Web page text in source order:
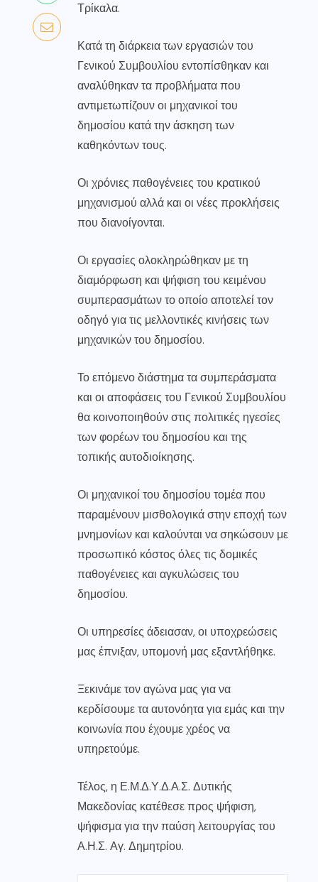
Τρίκαλα.
Κατά τη διάρκεια των εργασιών του
Γενικού Συμβουλίου εντοπίσθηκαν και
αναλύθηκαν τα προβλήματα που
αντιμετωπίζουν οι μηχανικοί του
δημοσίου κατά την άσκηση των
καθηκόντων τους.
Οι χρόνιες παθογένειες του κρατικού
μηχανισμού αλλά και οι νέες προκλήσεις
που διανοίγονται.
Οι εργασίες ολοκληρώθηκαν με τη
διαμόρφωση και ψήφιση του κειμένου
συμπερασμάτων το οποίο αποτελεί τον
οδηγό για τις μελλοντικές κινήσεις των
μηχανικών του δημοσίου.
Το επόμενο διάστημα τα συμπεράσματα
και οι αποφάσεις του Γενικού Συμβουλίου
θα κοινοποιηθούν στις πολιτικές ηγεσίες
των φορέων του δημοσίου και της
τοπικής αυτοδιοίκησης.
Οι μηχανικοί του δημοσίου τομέα που
παραμένουν μισθολογικά στην εποχή των
μνημονίων και καλούνται να σηκώσουν με
προσωπικό κόστος όλες τις δομικές
παθογένειες και αγκυλώσεις του
δημοσίου.
Οι υπηρεσίες άδειασαν, οι υποχρεώσεις
μας έπνιξαν, υπομονή μας εξαντλήθηκε.
Ξεκινάμε τον αγώνα μας για να
κερδίσουμε τα αυτονόητα για εμάς και την
κοινωνία που έχουμε χρέος να
υπηρετούμε.
Τέλος, η Ε.Μ.Δ.Υ.Δ.Α.Σ. Δυτικής
Μακεδονίας κατέθεσε προς ψήφιση,
ψήφισμα για την παύση λειτουργίας του
Α.Η.Σ. Αγ. Δημητρίου.